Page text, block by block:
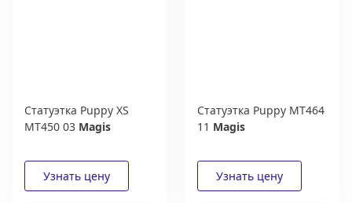
Статуэтка Puppy XS
MT450 03 Magis
Статуэтка Puppy MT464
11 Magis